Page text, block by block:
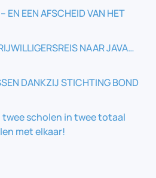
EN EEN AFSCHEID VAN HET
NAAR JAVA…
DANKZIJ STICHTING BOND
scholen in twee totaal
met elkaar!